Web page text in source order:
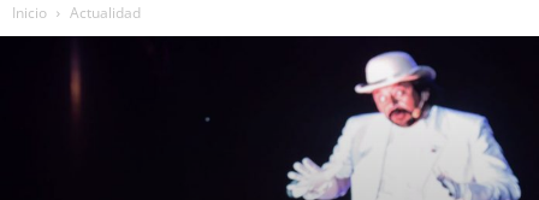
Inicio Actualidad